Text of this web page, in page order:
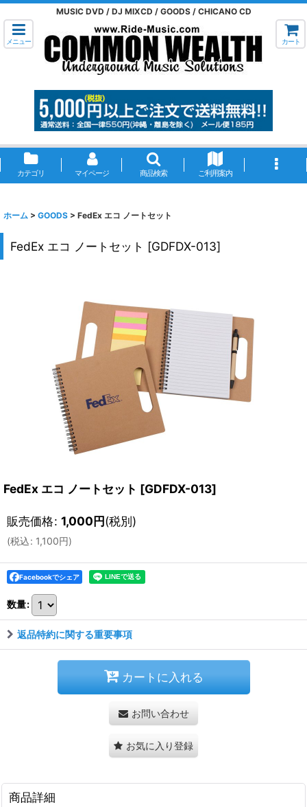
MUSIC DVD / DJ MIXCD / GOODS / CHICANO CD
メニュー カート
カテゴリ マイページ 商品検索 ご利用案内
ホーム > GOODS > FedEx エコ ノートセット
FedEx エコ ノートセット [GDFDX-013]
FedEx エコ ノートセット [GDFDX-013]
販売価格: 1,000円(税別)
(税込: 1,100円)
Facebookでシェア
数量:
返品特約に関する重要事項
カートに入れる
お問い合わせ
お気に入り登録
商品詳細